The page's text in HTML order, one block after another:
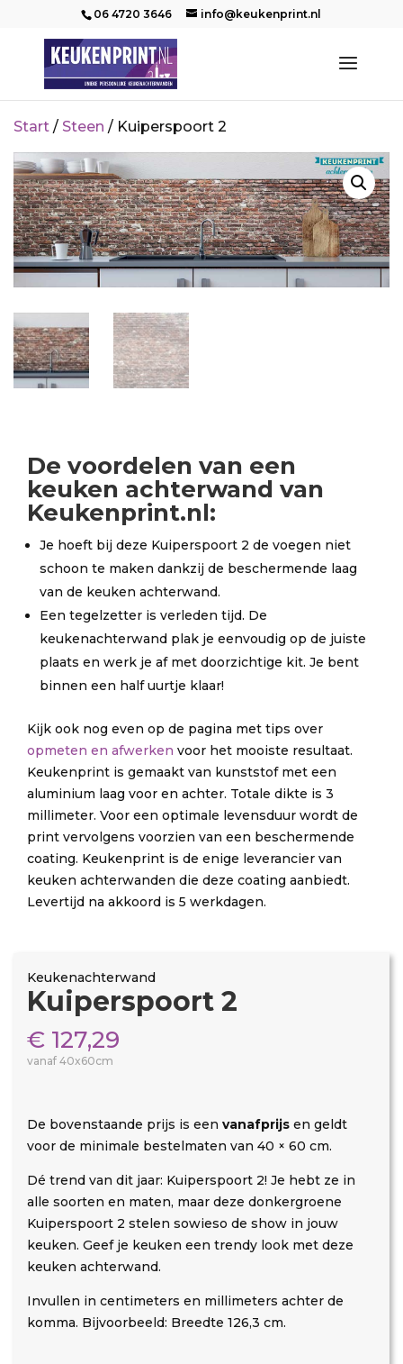
06 4720 3646 info@keukenprint.nl
Start / Steen / Kuiperspoort 2
De voordelen van een
keuken achterwand van
Keukenprint.nl:
Je hoeft bij deze Kuiperspoort 2 de voegen niet
schoon te maken dankzij de beschermende laag
van de keuken achterwand.
Een tegelzetter is verleden tijd. De
keukenachterwand plak je eenvoudig op de juiste
plaats en werk je af met doorzichtige kit. Je bent
binnen een half uurtje klaar!
Kijk ook nog even op de pagina met tips over
opmeten en afwerken voor het mooiste resultaat.
Keukenprint is gemaakt van kunststof met een
aluminium laag voor en achter. Totale dikte is 3
millimeter. Voor een optimale levensduur wordt de
print vervolgens voorzien van een beschermende
coating. Keukenprint is de enige leverancier van
keuken achterwanden die deze coating aanbiedt.
Levertijd na akkoord is 5 werkdagen.
Keukenachterwand
Kuiperspoort 2
€ 127,29
vanaf 40x60cm
De bovenstaande prijs is een vanafprijs en geldt
voor de minimale bestelmaten van 40 × 60 cm.
Dé trend van dit jaar: Kuiperspoort 2! Je hebt ze in
alle soorten en maten, maar deze donkergroene
Kuiperspoort 2 stelen sowieso de show in jouw
keuken. Geef je keuken een trendy look met deze
keuken achterwand.
Invullen in centimeters en millimeters achter de
komma. Bijvoorbeeld: Breedte 126,3 cm.